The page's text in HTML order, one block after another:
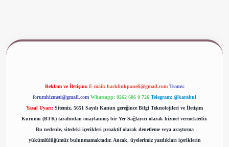
Reklam ve İletişim: E-mail: backlinkpaneli@gmail.com Teams:
forumhizmeti@gmail.com Whatsapp: 0262 606 0 726 Telegram: @karabul
Yasal Uyarı: Sitemiz, 5651 Sayılı Kanun gereğince Bilgi Teknolojileri ve İletişim
Kurumu (BTK) tarafından onaylanmış bir Yer Sağlayıcı olarak hizmet vermektedir.
Bu nedenle, sitedeki içerikleri proaktif olarak denetleme veya araştırma
yükümlülüğümüz bulunmamaktadır. Ancak, üyelerimiz yazdıkları içeriklerin